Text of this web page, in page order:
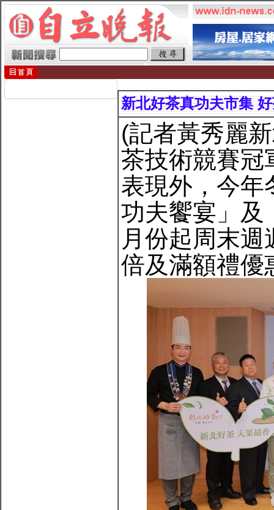
新北好茶真功夫市集
(記者黃秀麗
茶技術競賽冠
表現外，今年
功夫饗宴」及
月份起周末
倍及滿額禮優